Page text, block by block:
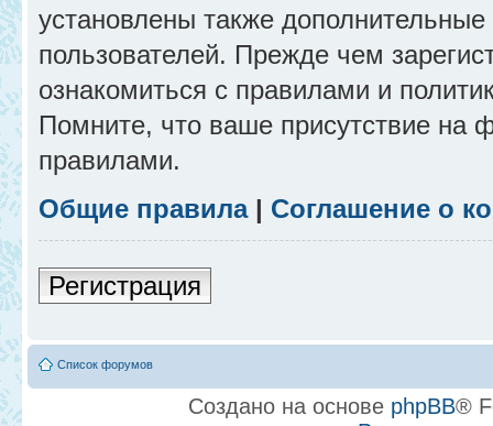
установлены также
пользователей. Прежде чем
ознакомиться с правилами и
Помните, что ваше присутствие на
правилами.
Общие правила| Соглашение о
Регистрация
Список форумов
Создано на основе phpBB®